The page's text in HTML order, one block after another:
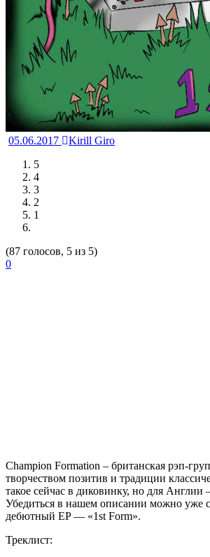
05.06.2017
Kirill Giro
5
4
3
2
1
(87 голосов, 5 из 5)
0
Champion Formation – британская рэп-
творчеством позитив и традиции
такое сейчас в диковинку, но для Англии
Убедиться в нашем описании можно уже
дебютный EP — «1st Form».
Треклист: